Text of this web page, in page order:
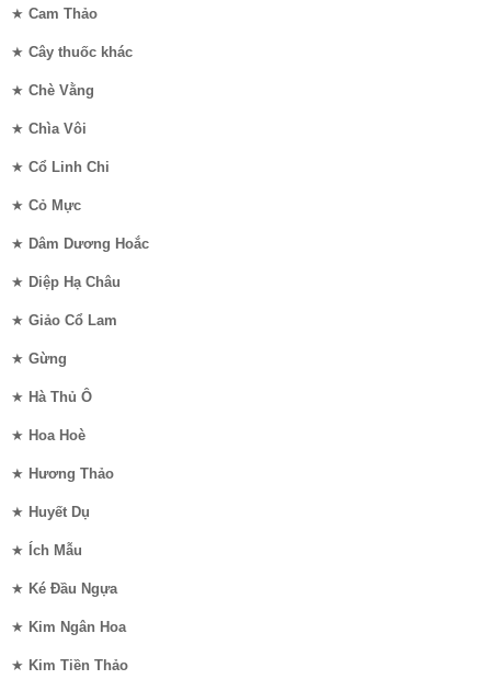
★ Cam Thảo
★ Cây thuốc khác
★ Chè Vằng
★ Chìa Vôi
★ Cổ Linh Chi
★ Cỏ Mực
★ Dâm Dương Hoắc
★ Diệp Hạ Châu
★ Giảo Cổ Lam
★ Gừng
★ Hà Thủ Ô
★ Hoa Hoè
★ Hương Thảo
★ Huyết Dụ
★ Ích Mẫu
★ Ké Đầu Ngựa
★ Kim Ngân Hoa
★ Kim Tiền Thảo